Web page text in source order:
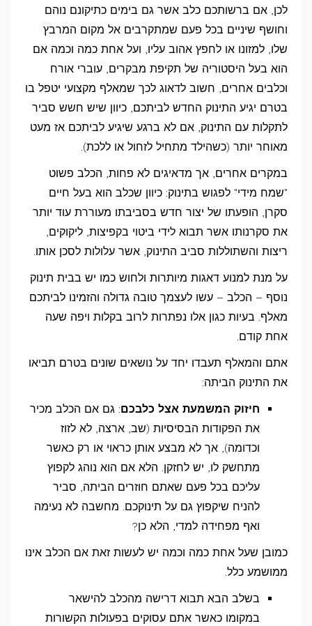
לכן, אם ברשותכם כלב אשר גם בימים כתיקונם נוהם
וחושף שיניים בכל פעם שמתקרבים אל מקום המרבץ
שלו, למזונו או לחפץ אהוב עליו, ועל אחת כמה וכמה אם
הוא בעל היסטוריה של תקיפת מבקרים, עוברי אורח
וכלבים אחרים, חשוב לדאוג לכך שמאלף מקצועי יטפל בו
בטרם יגיע התינוק החדש לביתכם, כיוון שיש חשש סביר
לתקלות עם התינוק, אם לא ברגע שיגיע לביתכם אז מעט
מאוחר יותר (כשהילד מתחיל לזחול או ללכת).
במקרים אחרים, אך מדאיגים לא פחות, הכלב פשוט
"שמח מידי" לפגוש בתינוק: כיוון שכלב הוא בעל חיים
סקרן, הופעתו של יצור חדש בסביבתו מעוררת עוד יותר
את סקרנותו אשר תבוא לידי ביטוי בקפיצות, ליקוקים,
ריצות והשתוללות סביב התינוק, אשר עלולות לסכן אותו.
על מנת למנוע דאגות מיותרות ולחוש כמו יש בבית תינוק
נוסף – הכלב – עשו לעצמך טובה גדולה והזמינו לביתכם
מאלף. בעיות כגון אלו נפתרות לרוב בקלות ויפה שעה
אחת קודם.
אתם והמאלף תעבדו יחד על נושאים שונים בטרם תביאו
את התינוק הביתה:
חיזוק המשמעת אצל כלבכם: גם אם הכלב מכיר
את הפקודות הבסיסיות (שב, ארצה, לא לזוז
וכדומה), אך לא מבצע אותן כראוי או רק כאשר
מתחשק לו, יש לחזקן. הלא אם הוא נוהג לקפוץ
עליכם בכל פעם שאתם חוזרים הביתה, סביר
להניח שיקפוץ גם על תינוקכם. מחשבה לא נעימה
ואף מפחידה למדי, הלא כן?
כמובן שעל אחת כמה וכמה יש לעשות זאת אם הכלב אינו
ממושמע כלל.
בשלב הבא תבוא דרישה מהכלב להישאר
במקומו כאשר אתם עסוקים בפעולות הקשורות